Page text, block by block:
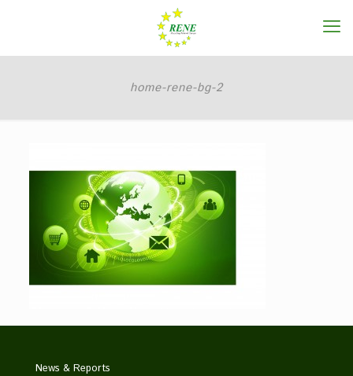
home-rene-bg-2
News & Reports